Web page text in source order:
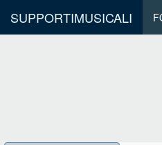
SUPPORTIMUSICALI